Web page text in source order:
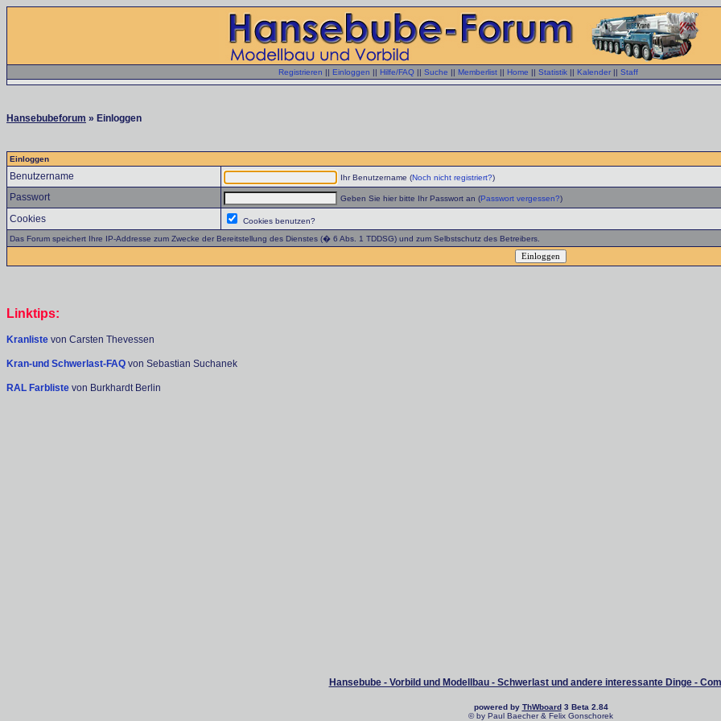
Registrieren || Einloggen || Hilfe/FAQ || Suche || Memberlist || Home || Statistik || Kalender || Staff
Hansebubeforum » Einloggen
Einloggen
Benutzername Ihr Benutzername (Noch nicht registriert?)
Passwort Geben Sie hier bitte Ihr Passwort an (Passwort vergessen?)
Cookies
Cookies benutzen?
Das Forum speichert Ihre IP-Addresse zum Zwecke der Bereitstellung des Dienstes (� 6 Abs. 1 TDDSG) und zum Selbstschutz des Betreibers.
Linktips:
Kranliste von Carsten Thevessen
Kran-und Schwerlast-FAQ von Sebastian Suchanek
RAL Farbliste von Burkhardt Berlin
Hansebube - Vorbild und Modellbau - Schwerlast und andere interessante Dinge -
powered by ThWboard3 Beta 2.84
© by Paul Baecher & Felix Gonschorek